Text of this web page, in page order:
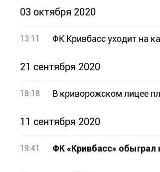
03 октября 2020
13:11 ФК Кривбасс уходит на
21 сентября 2020
18:18 В криворожском лицее
11 сентября 2020
19:41 ФК «Кривбасс» обыграл